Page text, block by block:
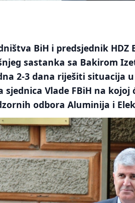
BiH i predsjednik HDZ
sastanka sa Bakirom
2-3 dana riješiti situacija
sjednica Vlade FBiH na kojoj
odbora Aluminija i